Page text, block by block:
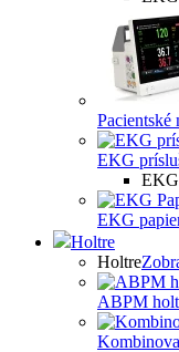
Pacientské
EKG
EKG
EKG
Holtre
Holtre
ABPM